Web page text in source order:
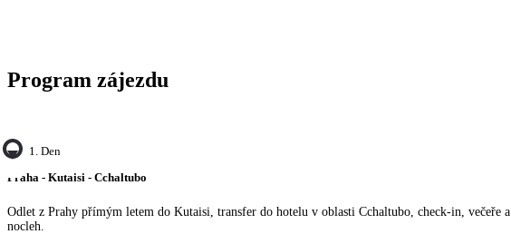
Program zájezdu
1. Den
Praha - Kutaisi - Cchaltubo
Odlet z Prahy přímým letem do Kutaisi, transfer do hotelu v oblasti Cchaltubo, check-in, večeře a
nocleh.